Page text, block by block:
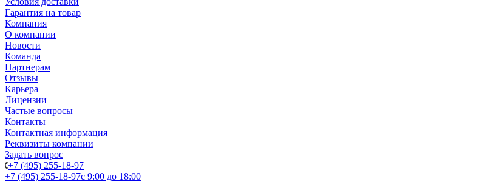
Гарантия на товар
Компания
О компании
Новости
Команда
Партнерам
Отзывы
Карьера
Лицензии
Частые вопросы
Контакты
Контактная информация
Реквизиты компании
Задать вопрос
+7 (495) 255-18-97
+7 (495) 255-18-97с 9:00 до 18:00